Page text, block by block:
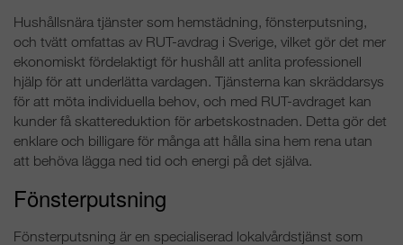
Hushållsnära tjänster som hemstädning, fönsterputsning,
och tvätt omfattas av RUT-avdrag i Sverige, vilket gör det mer
ekonomiskt fördelaktigt för hushåll att anlita professionell
hjälp för att underlätta vardagen. Tjänsterna kan skräddarsys
för att möta individuella behov, och med RUT-avdraget kan
kunder få skattereduktion för arbetskostnaden. Detta gör det
enklare och billigare för många att hålla sina hem rena utan
att behöva lägga ned tid och energi på det själva.
Fönsterputsning
Fönsterputsning är en specialiserad lokalvårdstjänst som